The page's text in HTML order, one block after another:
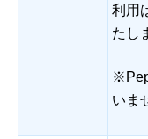
利用
たし
いま